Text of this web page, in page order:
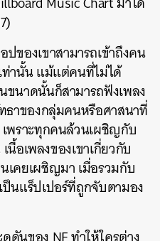
ของเขาสามารถเข้าถึงคน
ท่านั้น แม้แต่คนที่ไม่ได้
นาดนั้นก็สามารถฟังเพลง
ธาของกลุ่มคนหรือศาสนาที่
พราะทุกคนล้วนเผชิญกับ
นื้อเพลงของเขาเกี่ยวกับ
คยเผชิญมา เมื่อรวมกับ
นแร็ปเปอร์ที่ถูกจับตามอง